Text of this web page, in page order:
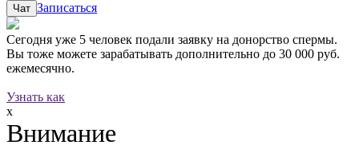
Чат Записаться
Сегодня уже 5 человек подали заявку на донорство спермы.
Вы тоже можете зарабатывать дополнительно до 30 000 руб.
ежемесячно.
Узнать как
x
Внимание